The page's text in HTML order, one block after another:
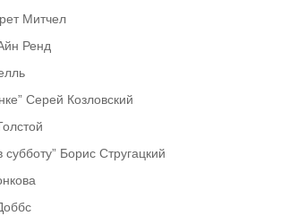
Митчел
Ренд
Серей Козловский
Борис Стругацкий